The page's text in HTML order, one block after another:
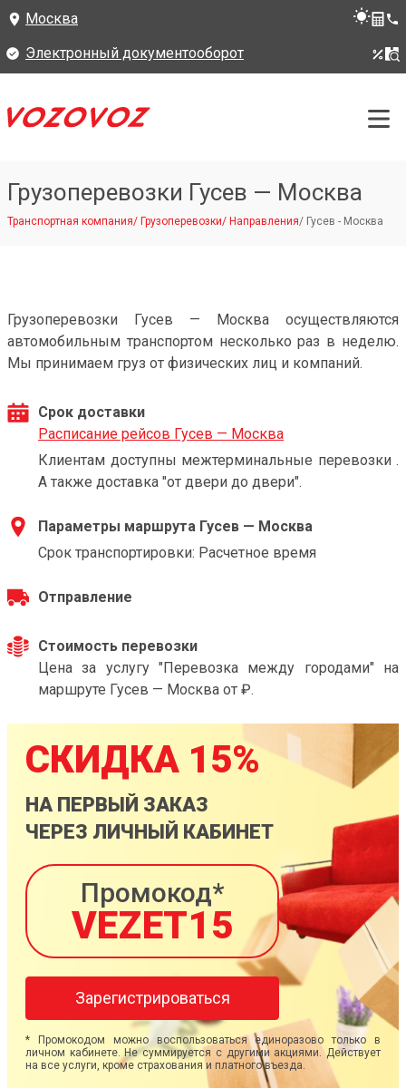
Москва
Электронный документооборот
Грузоперевозки Гусев — Москва
Транспортная компания/ Грузоперевозки/ Направления/ Гусев - Москва
Грузоперевозки Гусев — Москва осуществляются
автомобильным транспортом несколько раз в неделю.
Мы принимаем груз от физических лиц и компаний.
Срок доставки
Расписание рейсов Гусев — Москва
Клиентам доступны межтерминальные перевозки .
А также доставка "от двери до двери".
Параметры маршрута Гусев — Москва
Срок транспортировки: Расчетное время
Отправление
Стоимость перевозки
Цена за услугу "Перевозка между городами" на
маршруте Гусев — Москва от ₽.
СКИДКА 15%
НА ПЕРВЫЙ ЗАКАЗ
ЧЕРЕЗ ЛИЧНЫЙ КАБИНЕТ
Промокод*
VEZET15
Зарегистрироваться
* Промокодом можно воспользоваться единоразово только в
личном кабинете. Не суммируется с другими акциями. Действует
на все услуги, кроме страхования и платного въезда.